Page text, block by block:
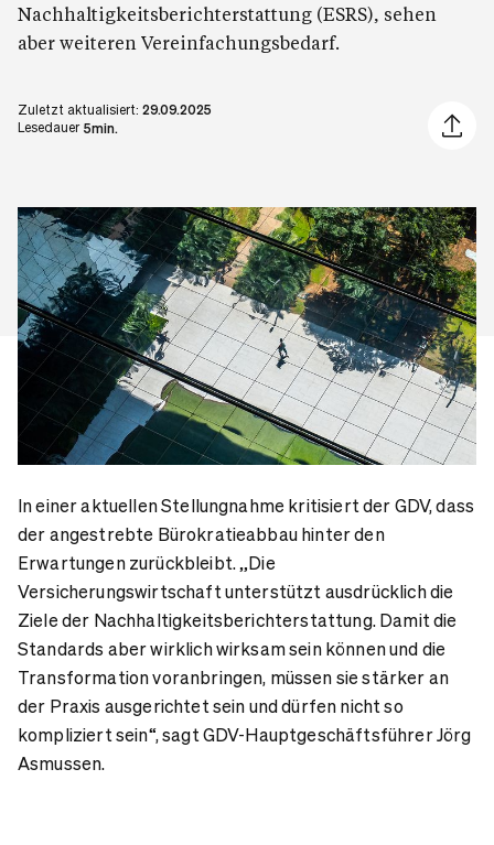
Nachhaltigkeitsberichterstattung (ESRS), sehen
aber weiteren Vereinfachungsbedarf.
Zuletzt aktualisiert: 29.09.2025
Lesedauer 5min.
Artikel
In einer aktuellen Stellungnahme kritisiert der GDV, dass
der angestrebte Bürokratieabbau hinter den
Erwartungen zurückbleibt. „Die
Versicherungswirtschaft unterstützt ausdrücklich die
Ziele der Nachhaltigkeitsberichterstattung. Damit die
Standards aber wirklich wirksam sein können und die
Transformation voranbringen, müssen sie stärker an
der Praxis ausgerichtet sein und dürfen nicht so
kompliziert sein“, sagt GDV-Hauptgeschäftsführer Jörg
Asmussen.